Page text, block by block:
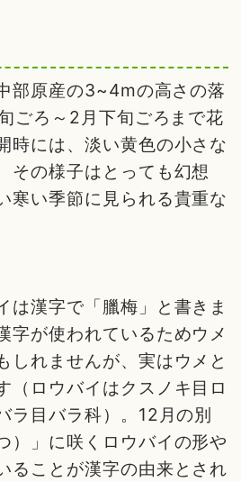
部原産の3~4mの高さの落
ごろ～2月下旬ごろまで花
時には、淡い黄色の小さな
その様子はとっても幻想
寒い季節に見られる貴重な
は漢字で「臘梅」と書きま
字が使われているためウメ
しれませんが、実はウメと
（ロウバイはクスノキ目ロ
ラ目バラ科）。12月の別
）」に咲くロウバイの形や
ることが漢字の由来とされ